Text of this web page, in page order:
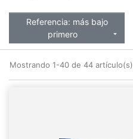
Referencia: más bajo
primero

Mostrando 1-40 de 44 artículo(s)